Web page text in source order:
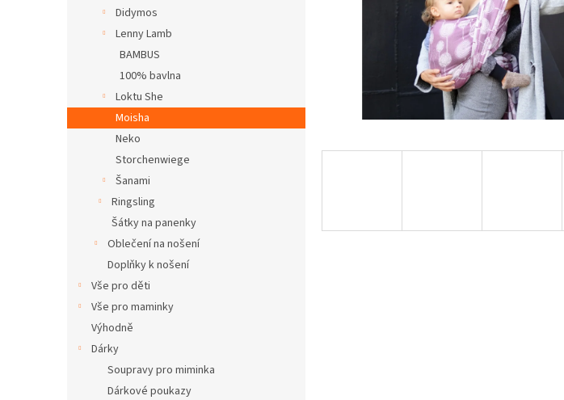
Didymos
Lenny Lamb
BAMBUS
100% bavlna
Loktu She
Moisha
Neko
Storchenwiege
Šanami
Ringsling
Šátky na panenky
Oblečení na nošení
Doplňky k nošení
Vše pro děti
Vše pro maminky
Výhodně
Dárky
Soupravy pro miminka
Dárkové poukazy